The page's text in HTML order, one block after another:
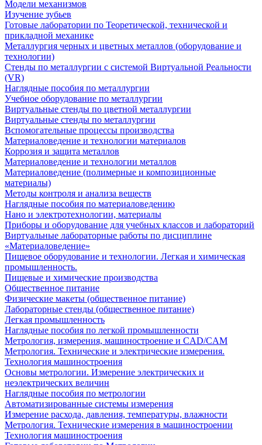
Модели механизмов
Изучение зубьев
Готовые лаборатории по Теоретической, технической и
прикладной механике
Металлургия черных и цветных металлов (оборудование и
технологии)
Cтенды по металлургии с системой Виртуальной Реальности
(VR)
Наглядные пособия по металлургии
Учебное оборудование по металлургии
Виртуальные стенды по цветной металлургии
Виртуальные стенды по металлургии
Вспомогательные процессы производства
Материаловедение и технологии материалов
Коррозия и защита металлов
Материаловедение и технологии металлов
Материаловедение (полимерные и композиционные
материалы)
Методы контроля и анализа веществ
Наглядные пособия по материаловедению
Нано и электротехнологии, материалы
Приборы и оборудование для учебных классов и лабораторий
Виртуальные лабораторные работы по дисциплине
«Материаловедение»
Пищевое оборудование и технологии. Легкая и химическая
промышленность.
Пищевые и химические производства
Общественное питание
Физические макеты (общественное питание)
Лабораторные стенды (общественное питание)
Легкая промышленность
Наглядные пособия по легкой промышленности
Метрология, измерения, машиностроение и CAD/CAM
Метрология. Технические и электрические измерения.
Технология машиностроения
Основы метрологии. Измерение электрических и
неэлектрических величин
Наглядные пособия по метрологии
Автоматизированные системы измерения
Измерение расхода, давления, температуры, влажности
Метрология. Технические измерения в машиностроении
Технология машиностроения